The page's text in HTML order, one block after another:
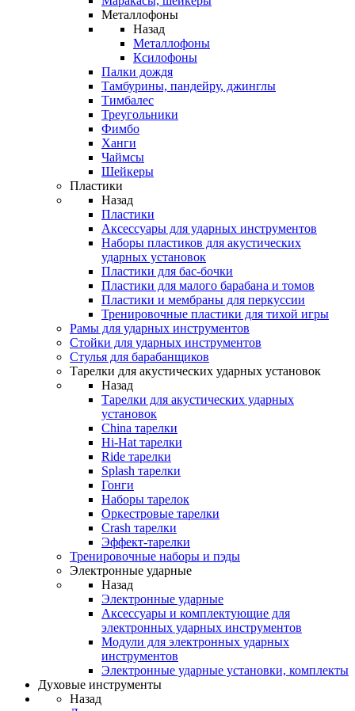
Металлофоны
Назад
Металлофоны
Ксилофоны
Палки дождя
Тамбурины, пандейру, джинглы
Тимбалес
Треугольники
Фимбо
Ханги
Чаймсы
Шейкеры
Пластики
Назад
Пластики
Аксессуары для ударных инструментов
Наборы пластиков для акустических
ударных установок
Пластики для бас-бочки
Пластики для малого барабана и томов
Пластики и мембраны для перкуссии
Тренировочные пластики для тихой игры
Рамы для ударных инструментов
Стойки для ударных инструментов
Стулья для барабанщиков
Тарелки для акустических ударных установок
Назад
Тарелки для акустических ударных
установок
China тарелки
Hi-Hat тарелки
Ride тарелки
Splash тарелки
Гонги
Наборы тарелок
Оркестровые тарелки
Сrash тарелки
Эффект-тарелки
Тренировочные наборы и пэды
Электронные ударные
Назад
Электронные ударные
Аксессуары и комплектующие для
электронных ударных инструментов
Модули для электронных ударных
инструментов
Электронные ударные установки, комплекты
Духовые инструменты
Назад